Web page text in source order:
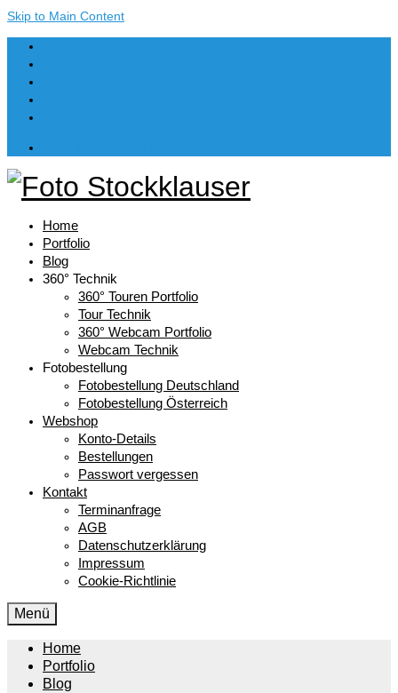
Skip to Main Content
Home
Portfolio
Blog
360° Technik
360° Touren Portfolio
Tour Technik
360° Webcam Portfolio
Webcam Technik
Fotobestellung
Fotobestellung Deutschland
Fotobestellung Österreich
Webshop
Konto-Details
Bestellungen
Passwort vergessen
Kontakt
Terminanfrage
AGB
Datenschutzerklärung
Impressum
Cookie-Richtlinie
Menü
Home
Portfolio
Blog